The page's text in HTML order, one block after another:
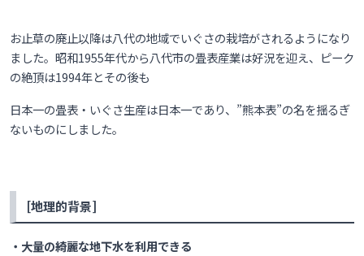
お止草の廃止以降は八代の地域でいぐさの栽培がされるようになり
ました。昭和1955年代から八代市の畳表産業は好況を迎え、ピーク
の絶頂は1994年とその後も
日本一の畳表・いぐさ生産は日本一であり、”熊本表”の名を揺るぎ
ないものにしました。
[地理的背景]
・大量の綺麗な地下水を利用できる